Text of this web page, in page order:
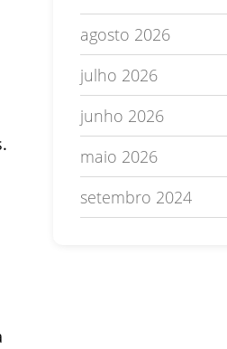
agosto 2026
julho 2026
junho 2026
maio 2026
setembro 2024